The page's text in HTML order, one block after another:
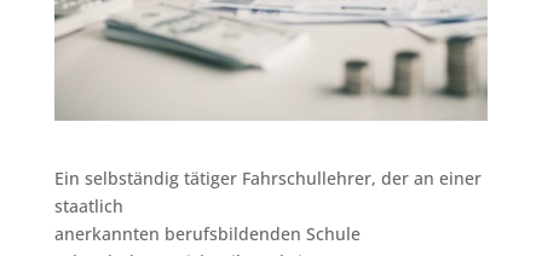
Ein selbständig tätiger Fahrschullehrer, der an einer
staatlich
anerkannten berufsbildenden Schule